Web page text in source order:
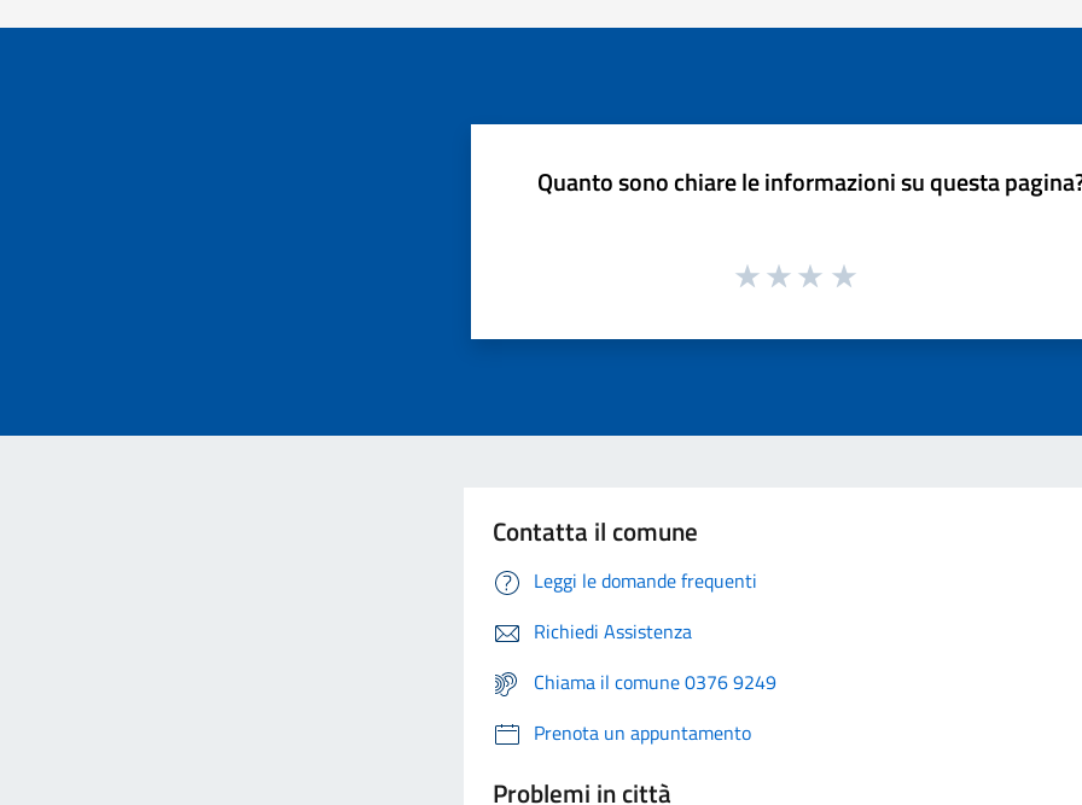
Quanto sono chiare le informazioni su questa
Contatta il comune
Leggi le domande frequenti
Richiedi Assistenza
Chiama il comune 0376 9249
Prenota un appuntamento
Problemi in città